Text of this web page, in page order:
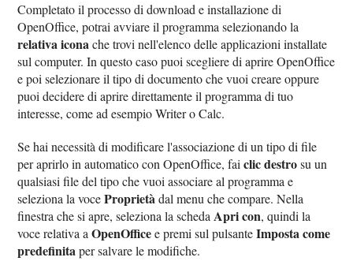
Completato il processo di download e installazione di
OpenOffice, potrai avviare il programma selezionando la
relativa iconache trovi nell'elenco delle applicazioni installate
sul computer. In questo caso puoi scegliere di aprire OpenOffice
e poi selezionare il tipo di documento che vuoi creare oppure
puoi decidere di aprire direttamente il programma di tuo
interesse, come ad esempio Writer o Calc.
Se hai necessità di modificare l'associazione di un tipo di file
per aprirlo in automatico con OpenOffice, faiclic destrosu un
qualsiasi file del tipo che vuoi associare al programma e
seleziona la voceProprietàdal menu che compare. Nella
finestra che si apre, seleziona la schedaApri con, quindi la
voce relativa aOpenOfficee premi sul pulsanteImposta come
predefinitaper salvare le modifiche.